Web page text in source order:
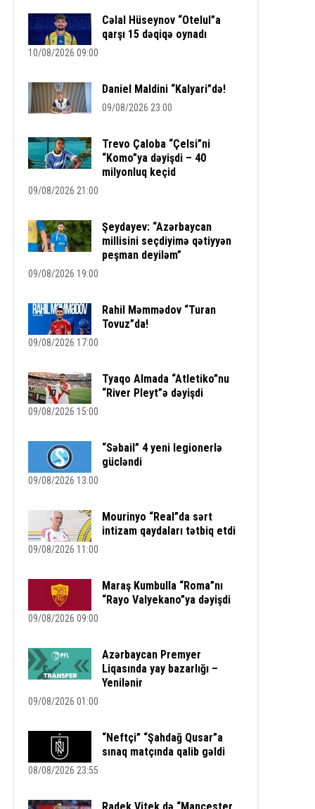
Cəlal Hüseynov “Otelul”a
qarşı 15 dəqiqə oynadı
10/08/2026 09:00
Daniel Maldini “Kalyari”də!
09/08/2026 23:00
Trevo Çaloba “Çelsi”ni
“Komo”ya dəyişdi – 40
milyonluq keçid
09/08/2026 21:00
Şeydayev: “Azərbaycan
millisini seçdiyimə qətiyyən
peşman deyiləm”
09/08/2026 19:00
Rahil Məmmədov “Turan
Tovuz”da!
09/08/2026 17:00
Tyaqo Almada “Atletiko”nu
“River Pleyt”ə dəyişdi
09/08/2026 15:00
“Səbail” 4 yeni legionerlə
gücləndi
09/08/2026 13:00
Mourinyo “Real”da sərt
intizam qaydaları tətbiq etdi
09/08/2026 11:00
Maraş Kumbulla “Roma”nı
“Rayo Valyekano”ya dəyişdi
09/08/2026 09:00
Azərbaycan Premyer
Liqasında yay bazarlığı –
Yenilənir
09/08/2026 01:00
“Neftçi” “Şahdağ Qusar”a
sınaq matçında qalib gəldi
08/08/2026 23:55